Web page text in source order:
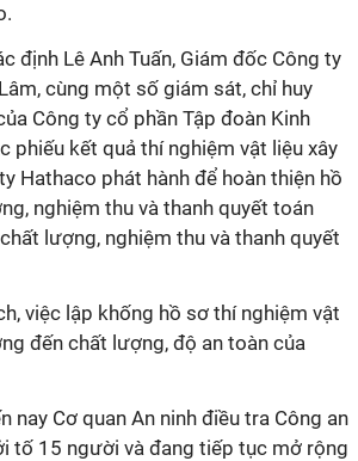
định Lê Anh Tuấn, Giám đốc Công ty
cùng một số giám sát, chỉ huy
Công ty cổ phần Tập đoàn Kinh
phiếu kết quả thí nghiệm vật liệu xây
Hathaco phát hành để hoàn thiện hồ
nghiệm thu và thanh quyết toán
lượng, nghiệm thu và thanh quyết
việc lập khống hồ sơ thí nghiệm vật
đến chất lượng, độ an toàn của
nay Cơ quan An ninh điều tra Công an
tố 15 người và đang tiếp tục mở rộng